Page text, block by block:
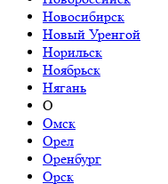
Новосибирск
Новый Уренгой
Норильск
Ноябрьск
Нягань
О
Омск
Орел
Оренбург
Орск